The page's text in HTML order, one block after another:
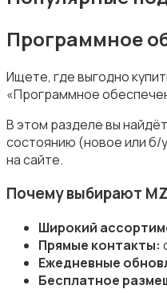
Накопители данных и
Программное
Рули, джойстики,
Программное
Ищете, где выгодно
«Программное
В этом разделе вы
состоянию (новое или б/
на сайте.
Почему выбирают
Широкий
Прямые контакты:
Ежедневные
Бесплатное